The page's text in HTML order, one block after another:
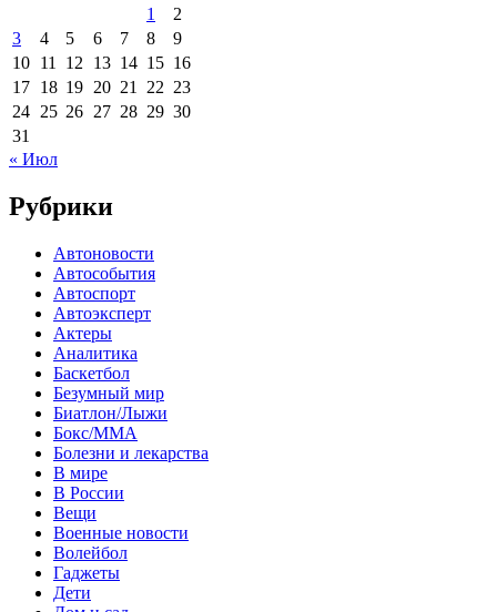
1
2
3
4 5 6 7 8
9
10 11 12 13 14 15 16
17 18 19 20 21 22 23
24 25 26 27 28 29 30
31
« Июл
Рубрики
Автоновости
Автособытия
Автоспорт
Автоэксперт
Актеры
Аналитика
Баскетбол
Безумный мир
Биатлон/Лыжи
Бокс/MMA
Болезни и лекарства
В мире
В России
Вещи
Военные новости
Волейбол
Гаджеты
Дети